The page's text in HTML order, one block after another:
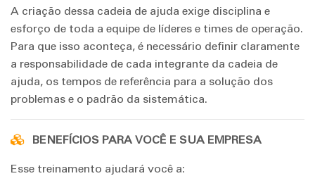
A criação dessa cadeia de ajuda exige disciplina e
esforço de toda a equipe de líderes e times de operação.
Para que isso aconteça, é necessário definir claramente
a responsabilidade de cada integrante da cadeia de
ajuda, os tempos de referência para a solução dos
problemas e o padrão da sistemática.
BENEFÍCIOS PARA VOCÊ E SUA EMPRESA
Esse treinamento ajudará você a: